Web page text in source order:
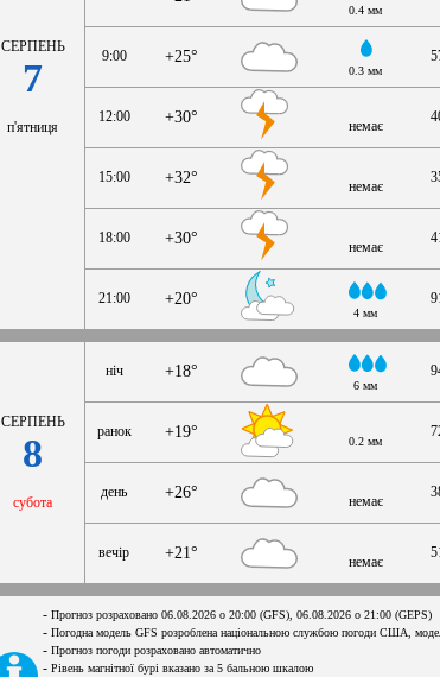
СЕРПЕНЬ
7
п'ятниця
0.4 мм
9:00 +25°
0.3 мм
12:00 +30° немає
15:00 +32° немає
18:00 +30° немає
21:00 +20°
4 мм
СЕРПЕНЬ
8
субота
ніч +18°
6 мм
ранок +19°
0.2 мм
день +26° немає
вечір +21° немає
- Прогноз розраховано 06.08.2026 о 20:00 (GFS), 06.08.2026 о 21:00 (GEPS)
- Погодна модель GFS розроблена національною службою погоди США,
- Прогноз погоди розраховано автоматично
- Рівень магнітної бурі вказано за 5 бальною шкалою